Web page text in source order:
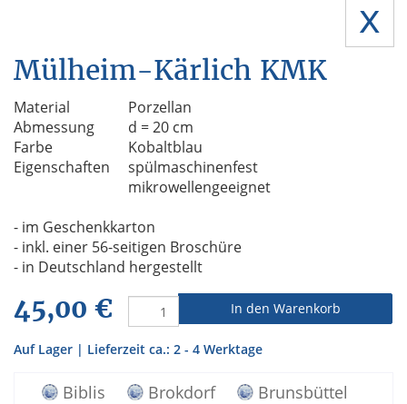
x
Mülheim-Kärlich KMK
Material
Porzellan
Abmessung
d = 20 cm
Farbe
Kobaltblau
Eigenschaften
spülmaschinenfest
mikrowellengeeignet
- im Geschenkkarton
- inkl. einer 56-seitigen Broschüre
- in Deutschland hergestellt
45,00 € In den Warenkorb
Auf Lager | Lieferzeit ca.: 2 - 4 Werktage
Biblis Brokdorf
Brunsbüttel